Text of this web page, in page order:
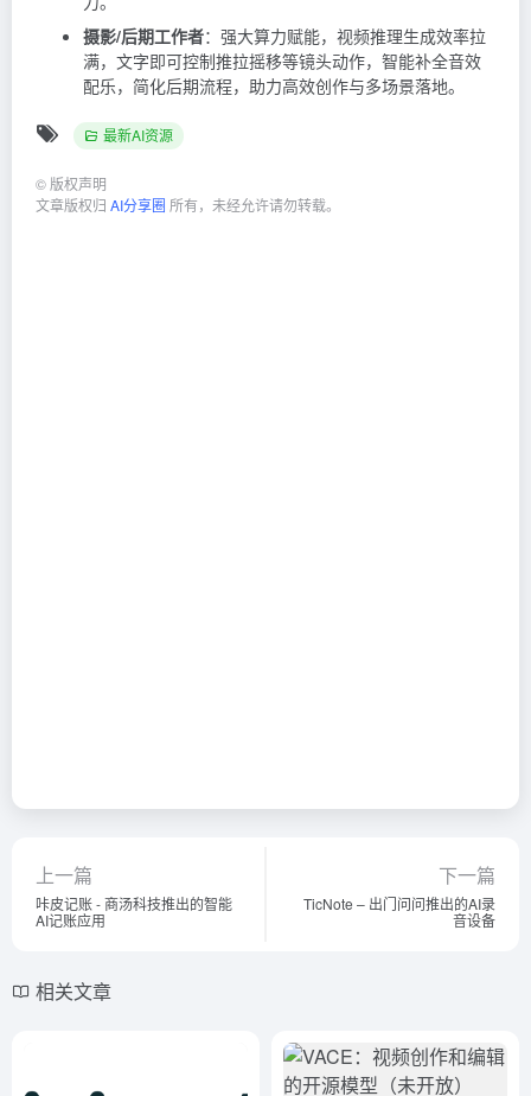
摄影/后期工作者：强大算力赋能，视频推理生成效率拉
满，文字即可控制推拉摇移等镜头动作，智能补全音效
配乐，简化后期流程，助力高效创作与多场景落地。
最新AI资源
© 版权声明
文章版权归 AI分享圈 所有，未经允许请勿转载。
上一篇
咔皮记账 - 商汤科技推出的智能
AI记账应用
下一篇
TicNote – 出门问问推出的AI录
音设备
相关文章